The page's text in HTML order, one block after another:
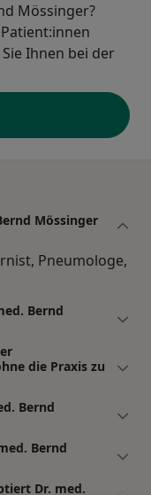
Mössinger?
Ihnen bei der
Mössinger
Pneumologe,
Bernd
die Praxis zu
Bernd
Bernd
Dr. med.